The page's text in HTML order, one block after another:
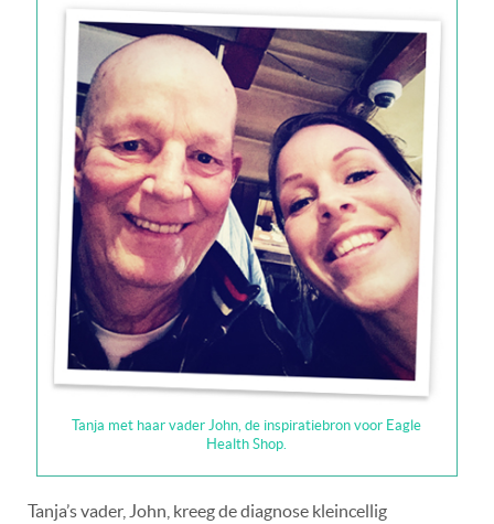
Tanja met haar vader John, de inspiratiebron voor Eagle
Health Shop.
Tanja’s vader, John, kreeg de diagnose kleincellig